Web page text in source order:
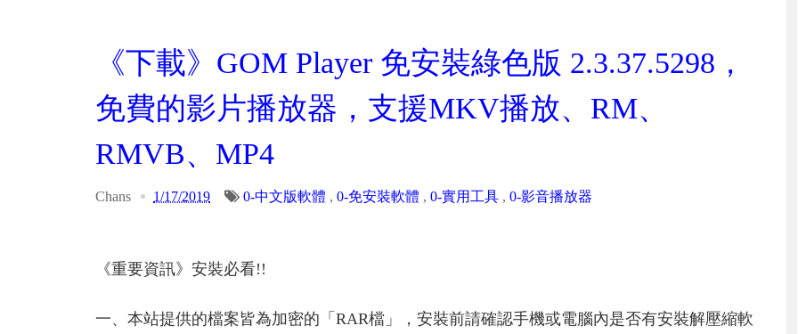
《下載》GOM Player 免安裝綠色版 2.3.37.5298，
免費的影片播放器，支援MKV播放、RM、
RMVB、MP4
Chans 1/17/2019 0-中文版軟體 , 0-免安裝軟體 , 0-實用工具 , 0-影音播放器
《重要資訊》安裝必看!!
一、本站提供的檔案皆為加密的「RAR檔」，安裝前請確認手機或電腦內是否有安裝解壓縮軟